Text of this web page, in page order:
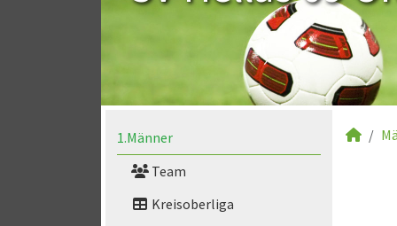
1.Männer
Team
Kreisoberliga